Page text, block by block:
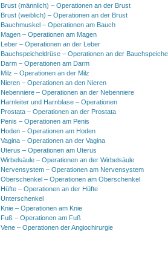
Brust (männlich) – Operationen an der Brust
Brust (weiblich) – Operationen an der Brust
Bauchmuskel – Operationen am Bauch
Magen – Operationen am Magen
Leber – Operationen an der Leber
Bauchspeicheldrüse – Operationen an der
Darm – Operationen am Darm
Milz – Operationen an der Milz
Nieren – Operationen an den Nieren
Nebenniere – Operationen an der Nebenniere
Harnleiter und Harnblase – Operationen
Prostata – Operationen an der Prostata
Penis – Operationen am Penis
Hoden – Operationen am Hoden
Vagina – Operationen an der Vagina
Uterus – Operationen am Uterus
Wirbelsäule – Operationen an der Wirbelsäule
Nervensystem – Operationen am Nervensystem
Oberschenkel – Operationen am Oberschenkel
Hüfte – Operationen an der Hüfte
Unterschenkel
Knie – Operationen am Knie
Fuß – Operationen am Fuß
Vene – Operationen der Angiochirurgie